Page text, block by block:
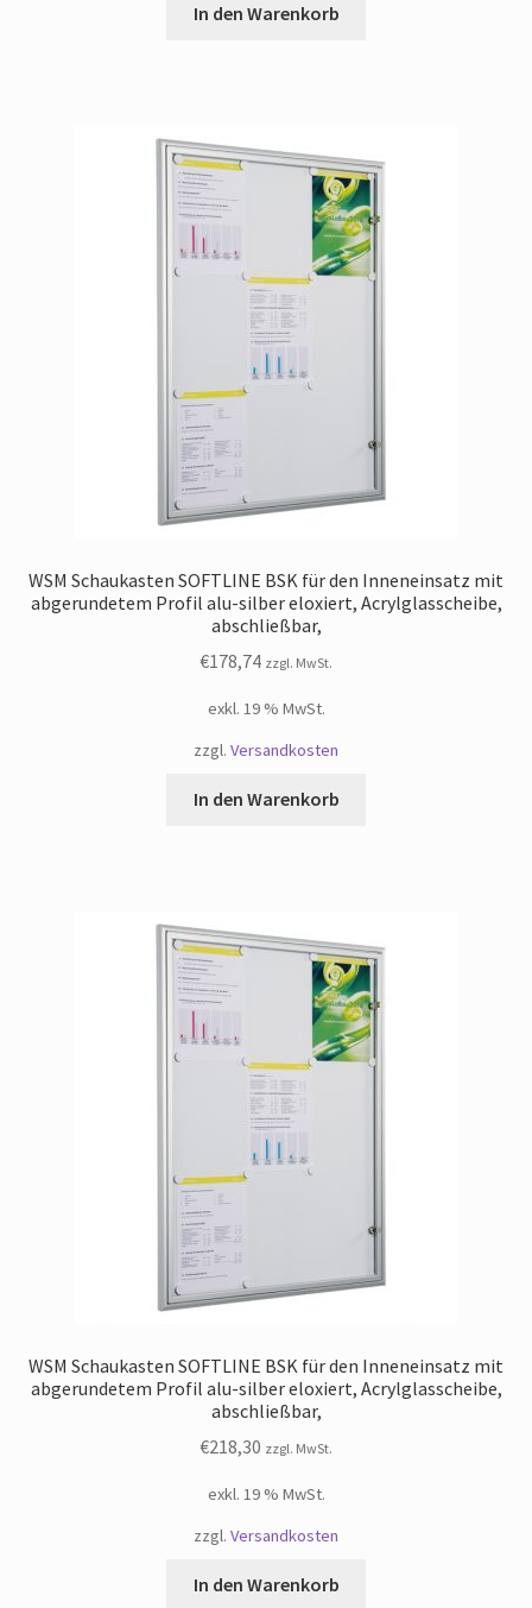
In den Warenkorb
WSM Schaukasten SOFTLINE BSK für den Inneneinsatz mit
abgerundetem Profil alu-silber eloxiert, Acrylglasscheibe,
abschließbar,
€178,74 zzgl. MwSt.
exkl. 19 % MwSt.
zzgl. Versandkosten
In den Warenkorb
WSM Schaukasten SOFTLINE BSK für den Inneneinsatz mit
abgerundetem Profil alu-silber eloxiert, Acrylglasscheibe,
abschließbar,
€218,30 zzgl. MwSt.
exkl. 19 % MwSt.
zzgl. Versandkosten
In den Warenkorb